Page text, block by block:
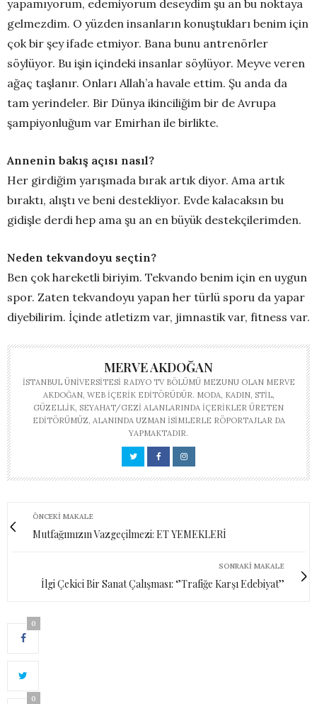
yapamıyorum, edemiyorum deseydim şu an bu noktaya
gelmezdim. O yüzden insanların konuştukları benim için
çok bir şey ifade etmiyor. Bana bunu antrenörler
söylüyor. Bu işin içindeki insanlar söylüyor. Meyve veren
ağaç taşlanır. Onları Allah’a havale ettim. Şu anda da
tam yerindeler. Bir Dünya ikinciliğim bir de Avrupa
şampiyonluğum var Emirhan ile birlikte.
Annenin bakış açısı nasıl?
Her girdiğim yarışmada bırak artık diyor. Ama artık
bıraktı, alıştı ve beni destekliyor. Evde kalacaksın bu
gidişle derdi hep ama şu an en büyük destekçilerimden.
Neden tekvandoyu seçtin?
Ben çok hareketli biriyim. Tekvando benim için en uygun
spor. Zaten tekvandoyu yapan her türlü sporu da yapar
diyebilirim. İçinde atletizm var, jimnastik var, fitness var.
MERVE AKDOĞAN
İSTANBUL ÜNIVERSITESI RADYO TV BÖLÜMÜ MEZUNU OLAN MERVE
AKDOĞAN, WEB IÇERIK EDITÖRÜDÜR. MODA, KADIN, STIL,
GÜZELLIK, SEYAHAT/GEZI ALANLARINDA IÇERIKLER ÜRETEN
EDITÖRÜMÜZ, ALANINDA UZMAN ISIMLERLE RÖPORTAJLAR DA
YAPMAKTADIR.
ÖNCEKI MAKALE
Mutfağımızın Vazgeçilmezi: ET YEMEKLERİ
SONRAKI MAKALE
İlgi Çekici Bir Sanat Çalışması: ‘’Trafiğe Karşı Edebiyat’’
0
0